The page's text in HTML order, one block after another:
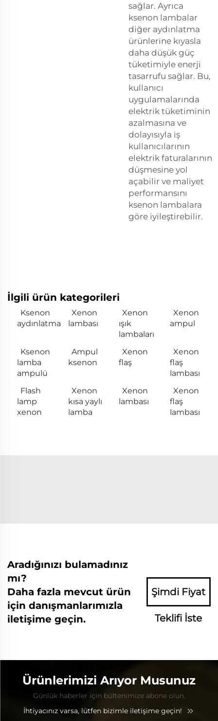
sağlar. Ayrıca
ksenon lambalar
diğer aydınlatma
ürünlerine kıyasla
daha düşük güç
tüketimiyle enerji
tasarrufu sağlar. Bu,
kullanıcı
uygulamalarında
elektrik tüketiminin
azalmasına ve
dolayısıyla iş
kullanıcılarının
elektrik faturalarının
düşmesine yol
açabilir ve maliyet
performansını
ksenon lambalara
göre iyileştirebilir.
İlgili ürün kategorileri
Ksenon
aydınlatma
Xenon
lambası
Xenon
ışık
lambaları
Xenon
ampul
Ksenon
lamba
ampulü
Ampul
ksenon
Xenon
flaş
Xenon
flaş
lambası
Flash
lamp
xenon
Xenon
kısa yaylı
lamba
Xenon
lambası
Xenon
flaş
lambası
Aradığınızı bulamadınız
mı?
Daha fazla mevcut ürün
için danışmanlarımızla
iletişime geçin.
Şimdi Fiyat
Teklifi İste
Ürünlerimizi Arıyor Musunuz
Günlük haberler için bültenimize abone olun.
İhtiyacınız varsa, lütfen bizimle iletişime geçin!